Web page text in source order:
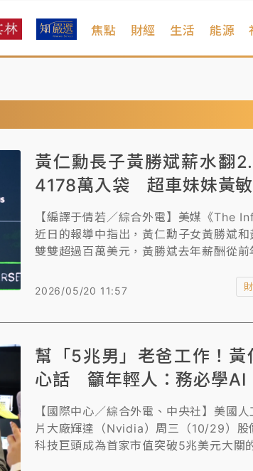
焦點 財經 生活 能源
黃仁勳長子黃勝斌薪水翻
4178萬入袋 超車妹妹黃
【編譯于倩若／綜合外電】美媒《The
近日的報導中指出，黃仁勳子女黃勝斌
雙雙超過百萬美元，黃勝斌去年薪酬從
2026/05/20 11:57
幫「5兆男」老爸工作！黃
心話 籲年輕人：務必學AI
【國際中心／綜合外電、中央社】美國
片大廠輝達（Nvidia）周三（10/29）股
科技巨頭成為首家市值突破5兆美元大關